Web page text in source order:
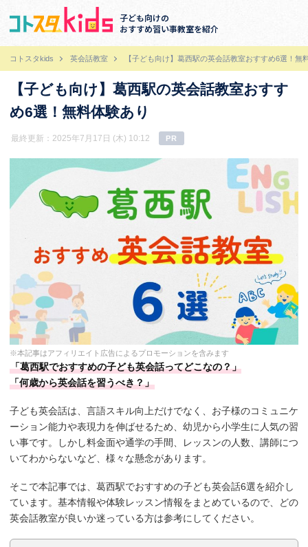
子ども向けの
おすすめ習い事教室を紹介
コトスタkids 英会話教室 【子ども向け】葛西駅の英会話教室おすすめ6選！無
【子ども向け】葛西駅の英会話教室おすす
め6選！無料体験あり
最終更新：2025年7月17日 (木) 10:12 PR
※本記事はアフィリエイト広告によるプロモーションを含みます
「葛西駅でおすすめの子ども英会話ってどこなの？」
「何歳から英会話を習うべき？」
子ども英会話は、言語スキル向上だけでなく、お子様のコミュニケ
ーション能力や表現力を伸ばせるため、幼児から小学生に人気の習
い事です。しかし料金面や通学の手間、レッスンの人数、講師につ
いてわからないなど、様々な懸念があります。
そこで本記事では、葛西駅でおすすめの子ども英会話6選を紹介し
ています。基本情報や体験レッスン情報をまとめているので、どの
英会話教室が良いか迷っている方は参考にしてください。